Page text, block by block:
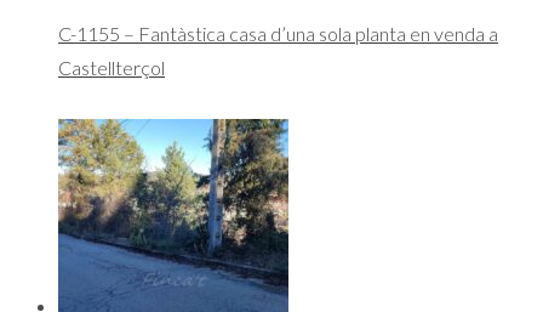
C-1155 – Fantàstica casa d’una sola planta en venda a
Castellterçol